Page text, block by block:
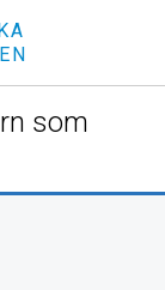
som